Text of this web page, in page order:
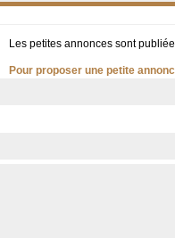
Les petites annonces sont
Pour proposer une petite